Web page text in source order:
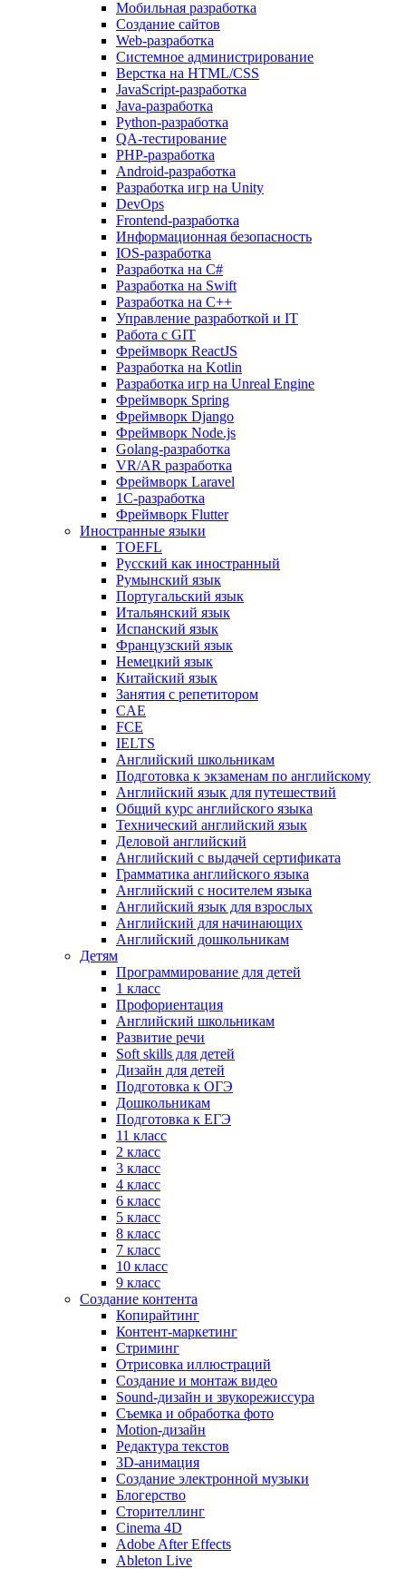
Мобильная разработка
Создание сайтов
Web-разработка
Системное администрирование
Верстка на HTML/CSS
JavaScript-разработка
Java-разработка
Python-разработка
QA-тестирование
PHP-разработка
Android-разработка
Разработка игр на Unity
DevOps
Frontend-разработка
Информационная безопасность
IOS-разработка
Разработка на C#
Разработка на Swift
Разработка на C++
Управление разработкой и IT
Работа с GIT
Фреймворк ReactJS
Разработка на Kotlin
Разработка игр на Unreal Engine
Фреймворк Spring
Фреймворк Django
Фреймворк Node.js
Golang-разработка
VR/AR разработка
Фреймворк Laravel
1C-разработка
Фреймворк Flutter
Иностранные языки
TOEFL
Русский как иностранный
Румынский язык
Португальский язык
Итальянский язык
Испанский язык
Французский язык
Немецкий язык
Китайский язык
Занятия с репетитором
CAE
FCE
IELTS
Английский школьникам
Подготовка к экзаменам по английскому
Английский язык для путешествий
Общий курс английского языка
Технический английский язык
Деловой английский
Английский с выдачей сертификата
Грамматика английского языка
Английский с носителем языка
Английский язык для взрослых
Английский для начинающих
Английский дошкольникам
Детям
Программирование для детей
1 класс
Профориентация
Английский школьникам
Развитие речи
Soft skills для детей
Дизайн для детей
Подготовка к ОГЭ
Дошкольникам
Подготовка к ЕГЭ
11 класс
2 класс
3 класс
4 класс
6 класс
5 класс
8 класс
7 класс
10 класс
9 класс
Создание контента
Копирайтинг
Контент-маркетинг
Стриминг
Отрисовка иллюстраций
Создание и монтаж видео
Sound-дизайн и звукорежиссура
Съемка и обработка фото
Motion-дизайн
Редактура текстов
3D-анимация
Создание электронной музыки
Блогерство
Сторителлинг
Cinema 4D
Adobe After Effects
Ableton Live